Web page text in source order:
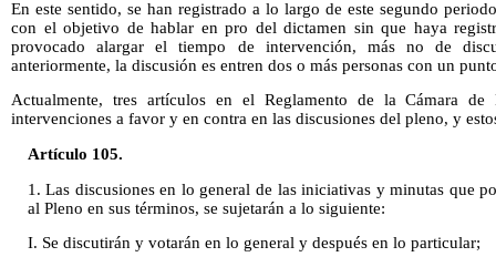
En este sentido, se han registrado a lo largo de este segundo
con el objetivo de hablar en pro del dictamen sin que haya
provocado alargar el tiempo de intervención, más no de
anteriormente, la discusión es entren dos o más personas con un
Actualmente, tres artículos en el Reglamento de la Cámara
intervenciones a favor y en contra en las discusiones del pleno, y
Artículo 105.
1. Las discusiones en lo general de las iniciativas y minutas que
al Pleno en sus términos, se sujetarán a lo siguiente:
I. Se discutirán y votarán en lo general y después en lo particular;